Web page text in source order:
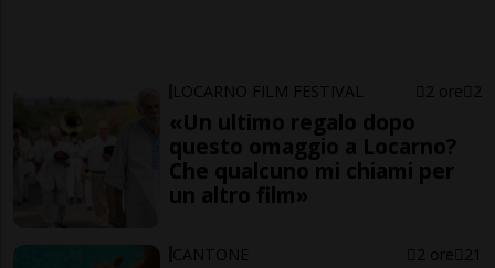
LOCARNO FILM FESTIVAL 2 ore 2
«Un ultimo regalo dopo
questo omaggio a Locarno?
Che qualcuno mi chiami per
un altro film»
CANTONE 2 ore 21